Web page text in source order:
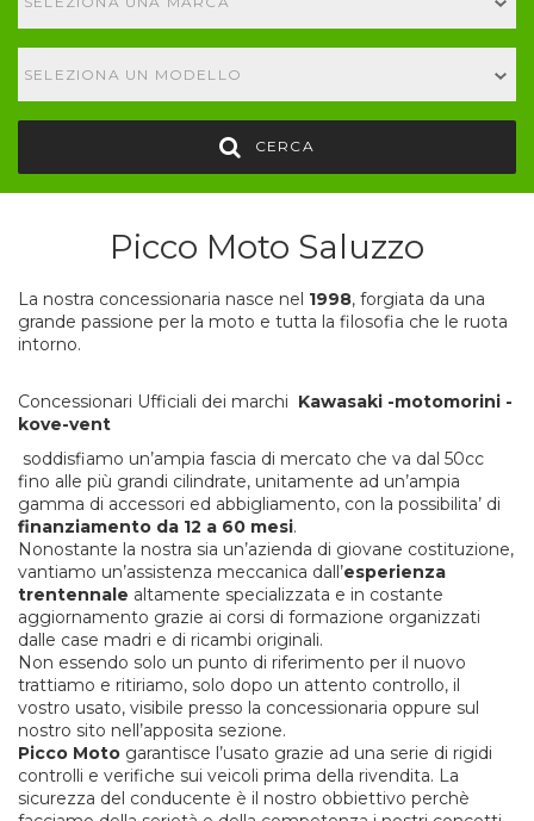
SELEZIONA UN MODELLO
CERCA
Picco Moto Saluzzo
La nostra concessionaria nasce nel 1998, forgiata da una
grande passione per la moto e tutta la filosofia che le ruota
intorno.
Concessionari Ufficiali dei marchi Kawasaki -motomorini -
kove-vent
soddisfiamo un’ampia fascia di mercato che va dal 50cc
fino alle più grandi cilindrate, unitamente ad un’ampia
gamma di accessori ed abbigliamento, con la possibilita’ di
finanziamento da 12 a 60 mesi.
Nonostante la nostra sia un’azienda di giovane costituzione,
vantiamo un’assistenza meccanica dall’esperienza
trentennale altamente specializzata e in costante
aggiornamento grazie ai corsi di formazione organizzati
dalle case madri e di ricambi originali.
Non essendo solo un punto di riferimento per il nuovo
trattiamo e ritiriamo, solo dopo un attento controllo, il
vostro usato, visibile presso la concessionaria oppure sul
nostro sito nell’apposita sezione.
Picco Moto garantisce l’usato grazie ad una serie di rigidi
controlli e verifiche sui veicoli prima della rivendita. La
sicurezza del conducente è il nostro obbiettivo perchè